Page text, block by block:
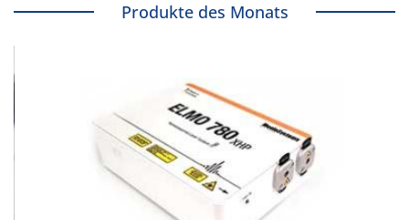
Produkte des Monats